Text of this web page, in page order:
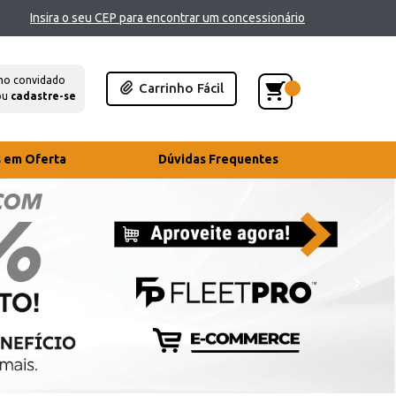
Insira o seu CEP para encontrar um concessionário
convidado
cadastre-se
Carrinho Fácil
em Oferta Dúvidas Frequentes